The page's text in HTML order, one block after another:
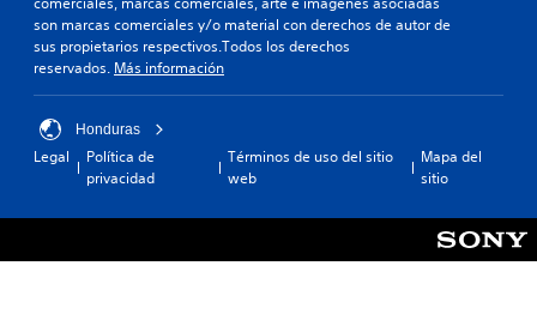
son marcas comerciales y/o material con derechos de autor de
sus propietarios respectivos.Todos los derechos
reservados. Más información
Honduras
Legal
Política de
privacidad
Términos de uso del sitio
web
Mapa del
sitio